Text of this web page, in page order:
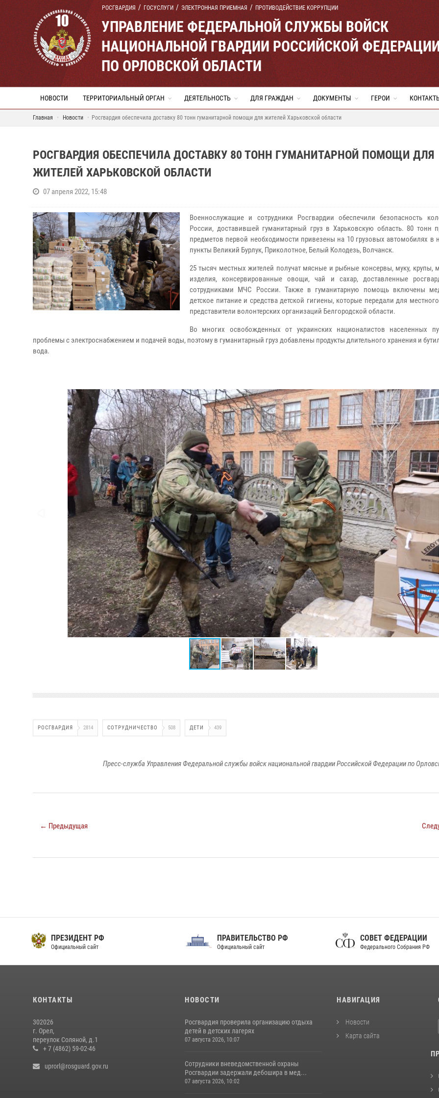
РОСГВАРДИЯ ГОСУСЛУГИ ЭЛЕКТРОННАЯ ПРИЕМНАЯ ПРОТИВОДЕЙСТВИЕ КОРРУПЦИИ
УПРАВЛЕНИЕ ФЕДЕРАЛЬНОЙ СЛУЖБЫ ВОЙСК
НАЦИОНАЛЬНОЙ ГВАРДИИ РОССИЙСКОЙ
ПО ОРЛОВСКОЙ ОБЛАСТИ
НОВОСТИ ТЕРРИТОРИАЛЬНЫЙ ОРГАН ДЕЯТЕЛЬНОСТЬ ДЛЯ ГРАЖДАН ДОКУМЕНТЫ ГЕРОИ
Главная Новости Росгвардия обеспечила доставку 80 тонн гуманитарной помощи для жителей Харьковской области
РОСГВАРДИЯ ОБЕСПЕЧИЛА ДОСТАВКУ 80 ТОНН ГУМАНИТАРНОЙ ПОМОЩИ ДЛЯ
ЖИТЕЛЕЙ ХАРЬКОВСКОЙ ОБЛАСТИ
07 апреля 2022, 15:48
Военнослужащие и сотрудники Росгвардии обеспечили безопасность
России, доставившей гуманитарный груз в Харьковскую область. 80 тонн
предметов первой необходимости привезены на 10 грузовых автомобилях в
пункты Великий Бурлук, Приколотное, Белый Колодезь, Волчанск.
25 тысяч местных жителей получат мясные и рыбные консервы, муку, крупы,
изделия, консервированные овощи, чай и сахар, доставленные
сотрудниками МЧС России. Также в гуманитарную помощь включены
детское питание и средства детской гигиены, которые передали для
представители волонтерских организаций Белгородской области.
Во многих освобожденных от украинских националистов населенных
проблемы с электроснабжением и подачей воды, поэтому в гуманитарный груз добавлены продукты длительного хранения и
вода.
РОСГВАРДИЯ 2814 СОТРУДНИЧЕСТВО 508 ДЕТИ 439
Пресс-служба Управления Федеральной службы войск национальной гвардии Российской Федерации по
← Предыдущая
ПРЕЗИДЕНТ РФ
Официальный сайт
ПРАВИТЕЛЬСТВО РФ
Официальный сайт
СОВЕТ ФЕДЕРАЦИИ
Федерального Собрания РФ
КОНТАКТЫ
302026
г. Орел,
переулок Соляной, д.1
+ 7 (4862) 59-02-46
uprorl@rosguard.gov.ru
НОВОСТИ
Росгвардия проверила организацию отдыха
детей в детских лагерях
07 августа 2026, 10:07
Сотрудники вневедомственной охраны
Росгвардии задержали дебошира в мед...
07 августа 2026, 10:02
НАВИГАЦИЯ
Новости
Карта сайта